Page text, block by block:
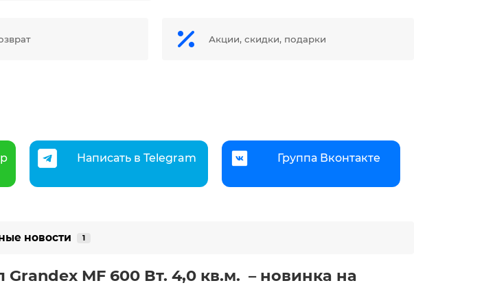
Акции, скидки, подарки
Написать в Telegram Группа Вконтакте
новости 1
MF 600 Вт. 4,0 кв.м. – новинка на